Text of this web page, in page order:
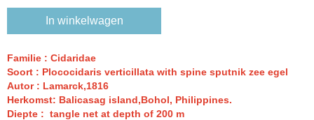
In winkelwagen
Familie : Cidaridae
Soort : Plococidaris verticillata with spine sputnik zee egel
Autor : Lamarck,1816
Herkomst: Balicasag island,Bohol, Philippines.
Diepte : tangle net at depth of 200 m